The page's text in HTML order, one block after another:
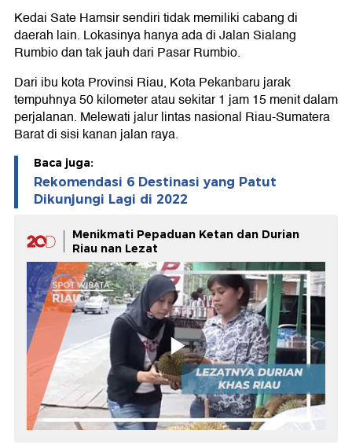
Kedai Sate Hamsir sendiri tidak memiliki cabang di
daerah lain. Lokasinya hanya ada di Jalan Sialang
Rumbio dan tak jauh dari Pasar Rumbio.
Dari ibu kota Provinsi Riau, Kota Pekanbaru jarak
tempuhnya 50 kilometer atau sekitar 1 jam 15 menit dalam
perjalanan. Melewati jalur lintas nasional Riau-Sumatera
Barat di sisi kanan jalan raya.
Baca juga:
Rekomendasi 6 Destinasi yang Patut
Dikunjungi Lagi di 2022
Menikmati Pepaduan Ketan dan Durian
Riau nan Lezat